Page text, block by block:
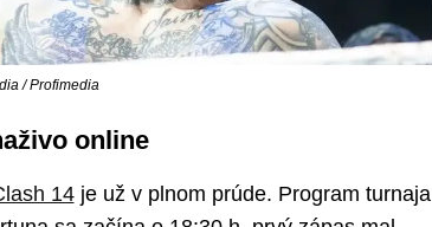
/ Profimedia
online
14je už v plnom prúde. Program turnaja